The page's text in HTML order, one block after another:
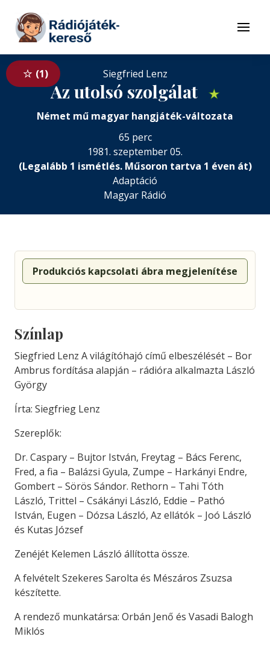
Tovább a tartalomhoz
Menü
1 Siegfried Lenz
Az utolsó szolgálat ★
Német mű magyar hangjáték-változata
65 perc
1981. szeptember 05.
(Legalább 1 ismétlés. Műsoron tartva 1 éven át)
Adaptáció
Magyar Rádió
Produkciós kapcsolati ábra megjelenítése
Színlap
Siegfried Lenz A világítóhajó című elbeszélését – Bor
Ambrus fordítása alapján – rádióra alkalmazta László
György
Írta: Siegfrieg Lenz
Szereplők:
Dr. Caspary – Bujtor István, Freytag – Bács Ferenc,
Fred, a fia – Balázsi Gyula, Zumpe – Harkányi Endre,
Gombert – Sörös Sándor. Rethorn – Tahi Tóth
László, Trittel – Csákányi László, Eddie – Pathó
István, Eugen – Dózsa László, Az ellátók – Joó László
és Kutas József
Zenéjét Kelemen László állította össze.
A felvételt Szekeres Sarolta és Mészáros Zsuzsa
készítette.
A rendező munkatársa: Orbán Jenő és Vasadi Balogh
Miklós